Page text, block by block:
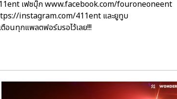
เฟซบุ๊ก www.facebook.com/fouroneoneent
instagram.com/411ent และยูทูบ
นทุกแพลตฟอร์มรอไว้เลย!!!